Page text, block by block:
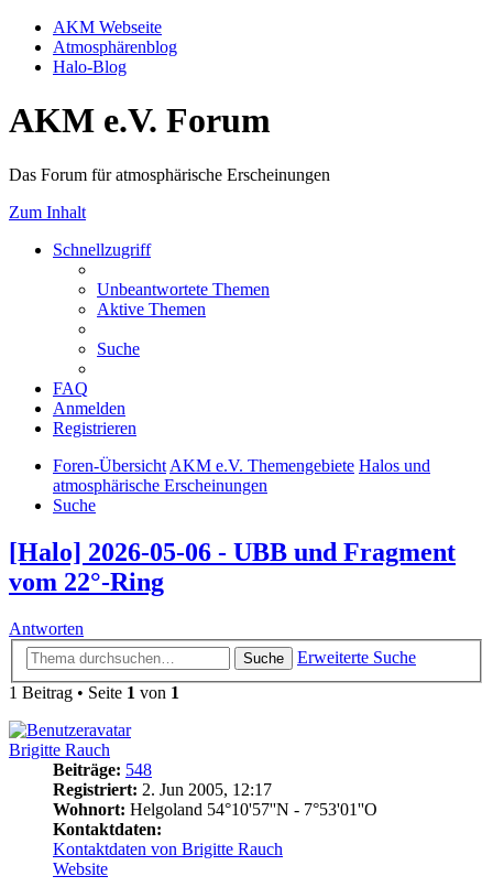
AKM Webseite
Atmosphärenblog
Halo-Blog
AKM e.V. Forum
Das Forum für atmosphärische Erscheinungen
Zum Inhalt
Schnellzugriff
Unbeantwortete Themen
Aktive Themen
Suche
FAQ
Anmelden
Registrieren
Foren-Übersicht AKM e.V. Themengebiete Halos und
atmosphärische Erscheinungen
Suche
[Halo] 2026-05-06 - UBB und Fragment
vom 22°-Ring
Antworten
Suche
Erweiterte Suche
1 Beitrag • Seite 1 von 1
Brigitte Rauch
Beiträge: 548
Registriert: 2. Jun 2005, 12:17
Wohnort: Helgoland 54°10'57''N - 7°53'01''O
Kontaktdaten:
Kontaktdaten von Brigitte Rauch
Website